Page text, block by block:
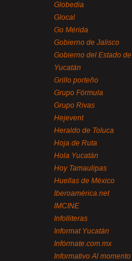
Globedia
Glocal
Go Mérida
Gobierno de Jalisco
Gobierno del Estado de
Yucatán
Grillo porteño
Grupo Fórmula
Grupo Rivas
Hejevent
Heraldo de Toluca
Hoja de Ruta
Hola Yucatán
Hoy Tamaulipas
Huellas de México
Iberoamérica.net
IMCINE
Infolliteras
Informat Yucatán
Infórmate.com.mx
Informativo Al momento